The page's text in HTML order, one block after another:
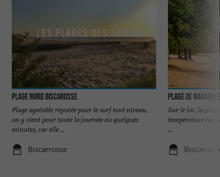
Plage Nord Biscarosse
Plage agréable réputée pour le surf tout niveau,
on y vient pour toute la journée ou quelques
minutes, car elle ...
Biscarrosse
Plage de
Sur le lac, la
température tout
...